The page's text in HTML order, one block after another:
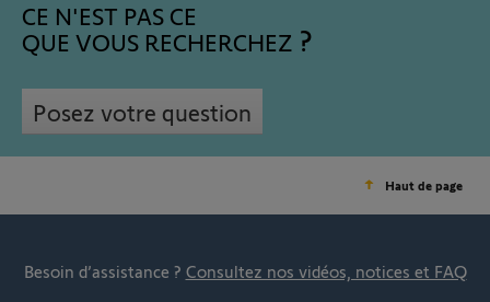
CE N'EST PAS CE
QUE VOUS RECHERCHEZ
Posez votre question
Haut de page
Besoin d’assistance ? Consultez nos vidéos, notices et FAQ